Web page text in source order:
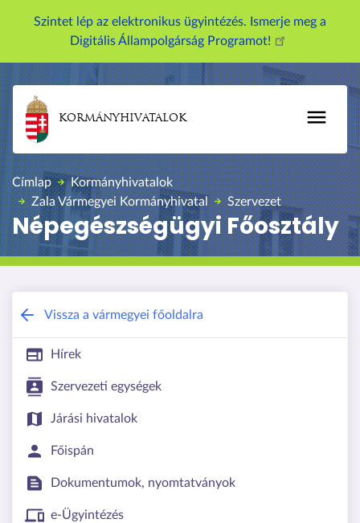
á
a
a
r
t
a
l
o
r
a
Szintet lép az elektronikus ügyintézés. Ismerje meg a
Digitális Állampolgárság Programot!
KORMÁNYHIVATALOK
Címlap
Kormányhivatalok
Zala Vármegyei Kormányhivatal
Szervezet
Népegészségügyi Főosztály
Zala Vármegyei Kormányhivatal
Vissza a vármegyei főoldalra
Hírek
Szervezeti egységek
Járási hivatalok
Főispán
Dokumentumok, nyomtatványok
e-Ügyintézés